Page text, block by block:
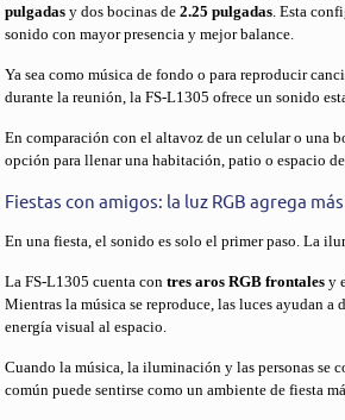
pulgadas y dos bocinas de2.25 pulgadas. Esta
sonido con mayor presencia y mejor balance.
Ya sea como música de fondo o para reproducir
durante la reunión, la FS-L1305 ofrece un sonido
En comparación con el altavoz de un celular o una
opción para llenar una habitación, patio o espacio
Fiestas con amigos: la luz RGB agrega
En una fiesta, el sonido es solo el primer paso. La
La FS-L1305 cuenta contres aros RGB frontales y
Mientras la música se reproduce, las luces ayudan
energía visual al espacio.
Cuando la música, la iluminación y las personas se
común puede sentirse como un ambiente de fiesta